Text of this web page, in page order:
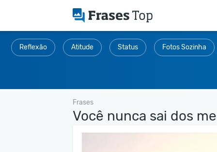
Reflexão Atitude Status Fotos Sozinha
Frases
Você nunca sai dos